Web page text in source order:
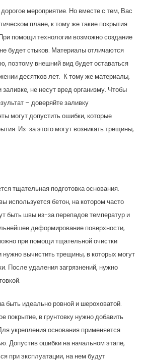
мероприятие. Но вместе с тем, Вас
плане, к тому же такие покрытия
помощи технологии возможно создание
будет стыков. Материалы отличаются
поэтому внешний вид будет оставаться
десятков лет. К тому же материалы,
не несут вред организму. Чтобы
– доверяйте заливку
могут допустить ошибки, которые
Из-за этого могут возникать трещины,
тщательная подготовка основания.
используется бетон, на котором часто
быть швы из-за перепадов температур и
деформирование поверхности,
при помощи тщательной очистки
вычистить трещины, в которых могут
После удаления загрязнений, нужно
идеально ровной и шероховатой.
покрытие, в грунтовку нужно добавить
укрепления основания применяется
Допустив ошибки на начальном этапе,
при эксплуатации, на нем будут